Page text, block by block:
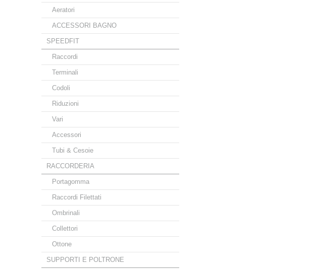
Aeratori
ACCESSORI BAGNO
SPEEDFIT
Raccordi
Terminali
Codoli
Riduzioni
Vari
Accessori
Tubi & Cesoie
RACCORDERIA
Portagomma
Raccordi Filettati
Ombrinali
Collettori
Ottone
SUPPORTI E POLTRONE